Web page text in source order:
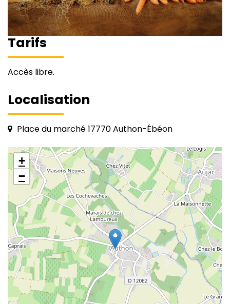
Tarifs
Accès libre.
Localisation
Place du marché17770 Authon-Ébéon
+
−